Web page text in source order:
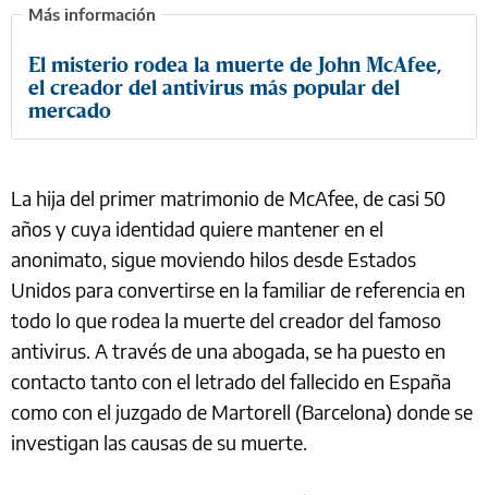
El misterio rodea la muerte de John McAfee,
el creador del antivirus más popular del
mercado
La hija del primer matrimonio de McAfee, de casi 50
años y cuya identidad quiere mantener en el
anonimato, sigue moviendo hilos desde Estados
Unidos para convertirse en la familiar de referencia en
todo lo que rodea la muerte del creador del famoso
antivirus. A través de una abogada, se ha puesto en
contacto tanto con el letrado del fallecido en España
como con el juzgado de Martorell (Barcelona) donde se
investigan las causas de su muerte.